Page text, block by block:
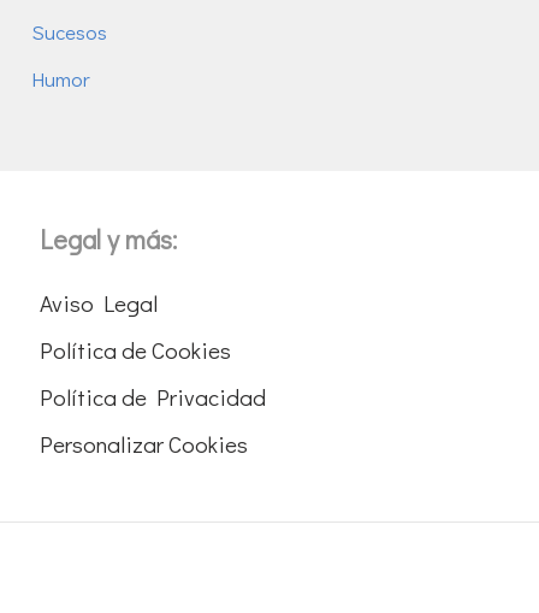
Sucesos
Humor
Legal y más:
Aviso Legal
Política de Cookies
Política de Privacidad
Personalizar Cookies